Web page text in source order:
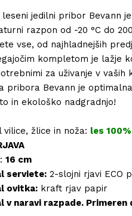
leseni jedilni pribor Bevann
razpon od -20 °C do
vse, od najhladnejših
kompletom je lažje
za uživanje v vaših
pribora Bevann je
in ekološko nadgradnjo!
vilice, žlice in noža: les
16 cm
serviete: 2-slojni rjavi ECO
ovitka: kraft rjav papir
v naravi razpade.